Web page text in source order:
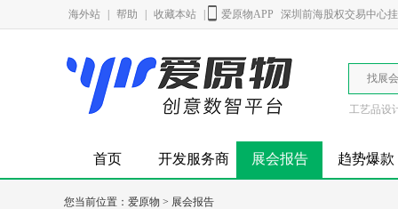
海外站 帮助 收藏本站 爱原物APP 深圳前海股权交易中心
找展
工艺品设
首页 开发服务商 展会报告 趋势爆款
您当前位置： 爱原物 > 展会报告